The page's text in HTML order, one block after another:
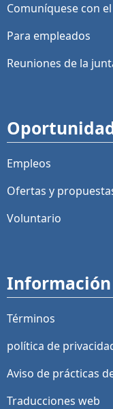
Comuníquese con
Para empleados
Reuniones de la
Empleos
Ofertas y
Voluntario
Términos
política de
Aviso de prácticas
Traducciones web